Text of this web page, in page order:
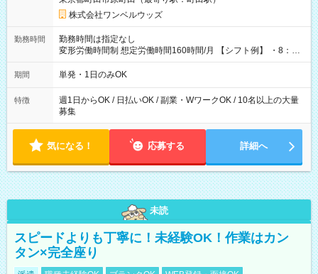
株式会社ワンベルウッズ
勤務時間
勤務時間は指定なし
変形労働時間制 想定労働時間160時間/月 【シフト例】 ・8：00
～21：00
期間 単発・1日のみOK
特徴
週1日からOK / 日払いOK / 副業・WワークOK / 10名以上の大量
募集
気になる！ 応募する 詳細へ
未読
スピードよりも丁寧に！未経験OK！作業はカン
タン×完全座り